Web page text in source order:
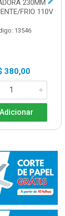
230MM
FRIO 110V
13546
380,00